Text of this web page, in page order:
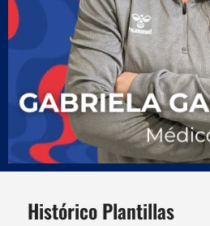
Histórico Plantillas